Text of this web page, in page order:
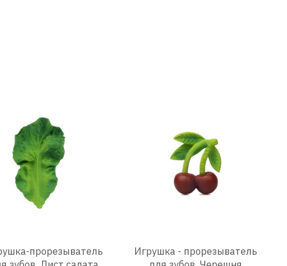
прорезыватель
Игрушка - прорезыватель